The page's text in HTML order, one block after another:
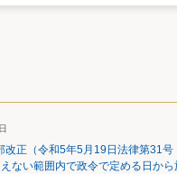
改正（令和5年5月19日法律第31
ない範囲内で政令で定める日から